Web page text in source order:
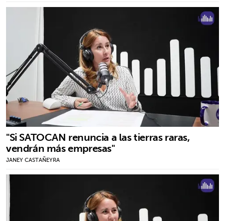
"Si SATOCAN renuncia a las tierras raras,
vendrán más empresas"
JANEY CASTAÑEYRA